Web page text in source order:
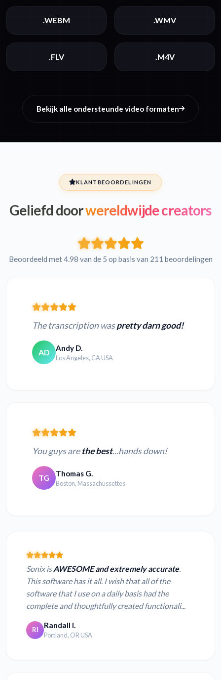
.WEBM .WMV
.FLV .M4V
Bekijk alle ondersteunde video formaten
KLANTBEOORDELINGEN
Geliefd doorwereldwijde creators
Beoordeeld met 4.98 van de 5 op basis van 211 beoordelingen
The transcription waspretty darn good!
AD Andy D.
Los Angeles, CA USA
You guys arethe best...hands down!
TG Thomas G.
Boston, Massachussettes
Sonix isAWESOME and extremely accurate.
This software has it all. I wish that all of the
software that I use on a daily basis had the
complete and thoughtfully created functionali...
RI Randall I.
Portland, OR USA